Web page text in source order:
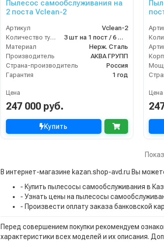
Пылесос самообслуживания на
2 поста Vclean-2
Артикул
Vclean-2
Количество турбин (шт)
3 шт на 1 пост / 6 штук итого
Материал
Нерж. Сталь
Производитель
АКВА ГРУПП
Страна-производитель
Россия
Гарантия
1 год
Цена
247 000 руб.
Купить
Цена
В интернет-магазине kazan.shop-avd.ru Вы
- Купить пылесосы самообслуживания в
- Узнать цены на пылесосы
- Произвести оплату заказа банковской
Перед совершением покупки рекомендуем
характеристики всех моделей и их описания.